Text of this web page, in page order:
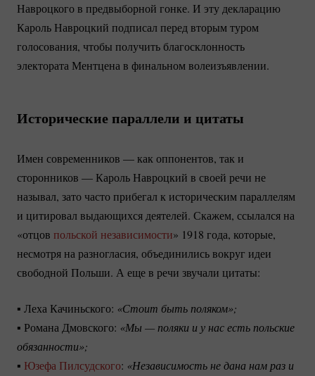
Навроцкого в предвыборной гонке. И эту декларацию
Кароль Навроцкий подписал перед вторым туром
голосования, чтобы получить благосклонность
электората Ментцена в финальном волеизъявлении.
Исторические параллели и цитаты
Имен современников — как оппонентов, так и
сторонников — Кароль Навроцкий в своей речи не
называл, зато часто прибегал к историческим параллелям
и цитировал выдающихся деятелей. Скажем, ссылался на
«отцов польской независимости» 1918 года, которые,
несмотря на разногласия, объединились вокруг идеи
свободной Польши. А еще в речи звучали цитаты:
▪ Леха Качиньского: «Стоит быть поляком»;
▪ Романа Дмовского: «Мы — поляки и у нас есть польские
обязанности»;
▪ Юзефа Пилсудского: «Независимость не дана нам раз и